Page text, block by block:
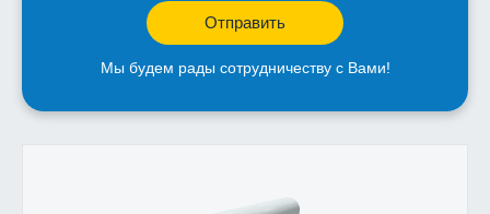
Отправить
Мы будем рады сотрудничеству с Вами!